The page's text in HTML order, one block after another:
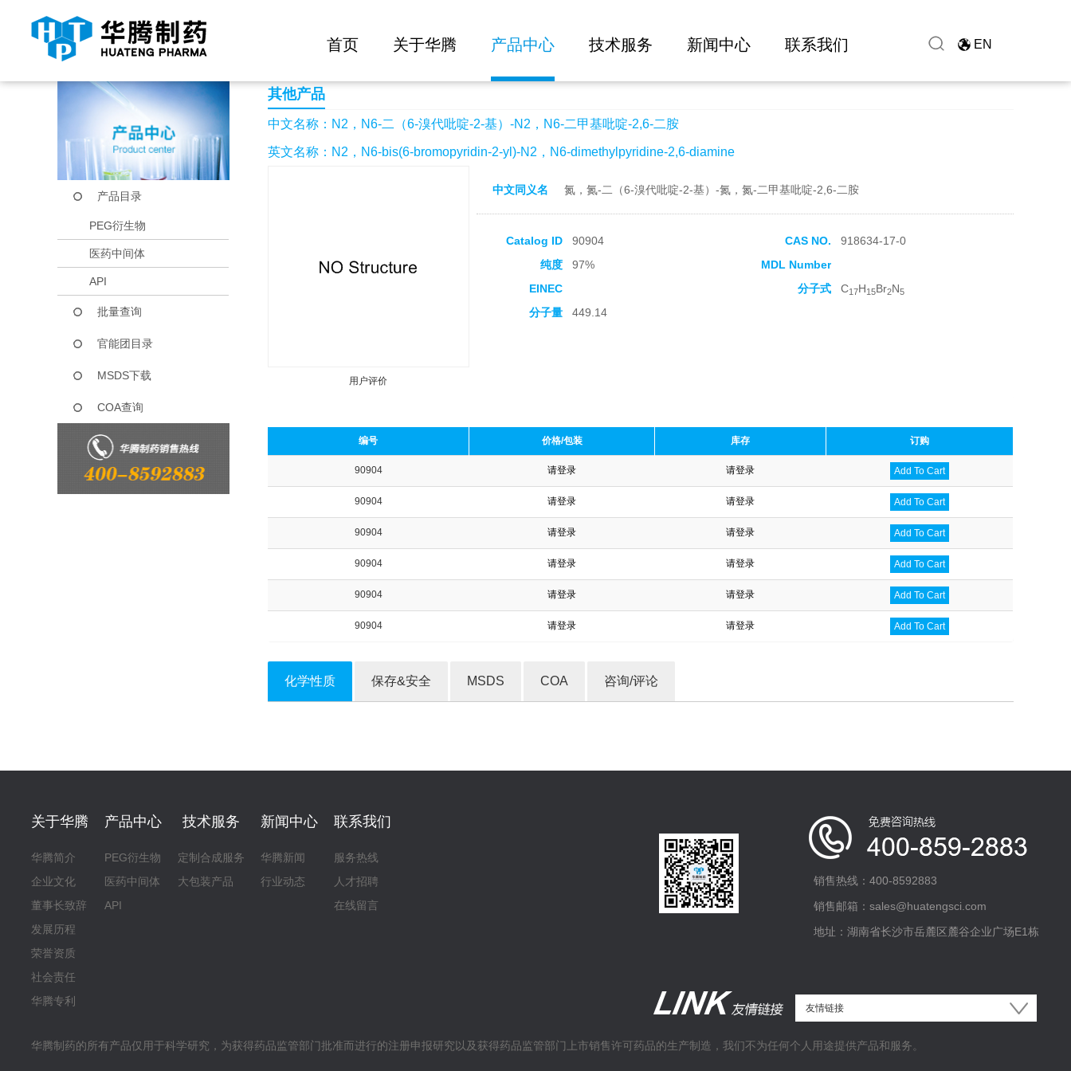
首页 关于华腾 产品中心 技术服务 新闻中心 联系我们 EN
当前位置： 首页 产品中心 N2，N6-二（6-溴代吡啶-2-基）-N2，N6-二甲基吡啶-2,6-二胺
产品目录
PEG衍生物
医药中间体
API
批量查询
官能团目录
MSDS下载
COA查询
其他产品
中文名称：N2，N6-二（6-溴代吡啶-2-基）-N2，N6-二甲基吡啶-2,6-二胺
英文名称：N2，N6-bis(6-bromopyridin-2-yl)-N2，N6-dimethylpyridine-2,6-diamine
用户评价
收藏产品
中文同义名 氮，氮-二（6-溴代吡啶-2-基）-氮，氮-二甲基吡啶-2,6-二胺
Catalog ID 90904 CAS NO.
918634-17-0
纯度
97%
MDL Number
EINEC
分子式 C17H15Br2N5
分子量 449.14
编号 价格/包装 库存 订购
90904 请登录 请登录 Add To Cart
90904 请登录 请登录 Add To Cart
90904 请登录 请登录 Add To Cart
90904 请登录 请登录 Add To Cart
90904 请登录 请登录 Add To Cart
90904 请登录 请登录 Add To Cart
化学性质 保存&安全 MSDS COA 咨询/评论
关于华腾
华腾简介
企业文化
董事长致辞
发展历程
荣誉资质
社会责任
华腾专利
产品中心
PEG衍生物
医药中间体
API
技术服务
定制合成服务
大包装产品
新闻中心
华腾新闻
行业动态
联系我们
服务热线
人才招聘
在线留言
销售热线：400-8592883
销售邮箱：sales@huatengsci.com
地址：湖南省长沙市岳麓区麓谷企业广场E1栋
华腾制药的所有产品仅用于科学研究，为获得药品监管部门批准而进行的注册申报研究以及获得药品监管部门上市销售许可药品的生产制造，我们不为任何个人用途提供产品和服务。